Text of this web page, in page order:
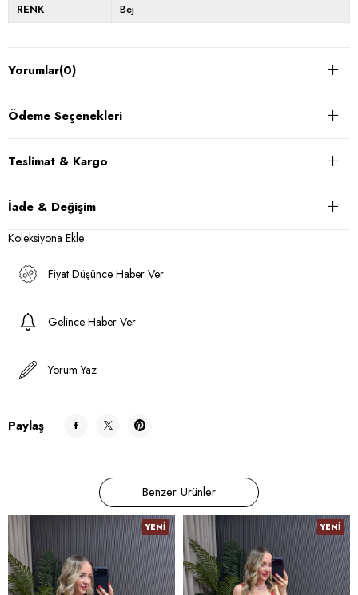
RENK Bej
Yorumlar(0)
Ödeme Seçenekleri
Teslimat & Kargo
İade & Değişim
Koleksiyona Ekle
Fiyat Düşünce Haber Ver
Gelince Haber Ver
Yorum Yaz
Paylaş
Benzer Ürünler
YENI
ÜRÜN
YENI
ÜRÜN